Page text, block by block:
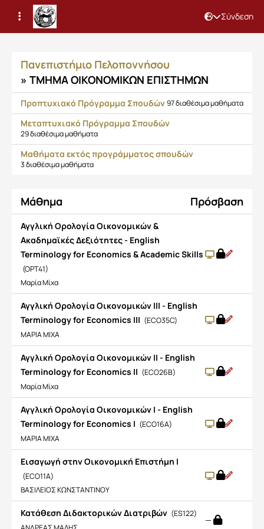
Σύνδεση
Μαθήματα
Πανεπιστήμιο Πελοποννήσου
» ΤΜΗΜΑ ΟΙΚΟΝΟΜΙΚΩΝ ΕΠΙΣΤΗΜΩΝ
Προπτυχιακό Πρόγραμμα Σπουδών97 διαθέσιμα μαθήματα
Μεταπτυχιακό Πρόγραμμα Σπουδών
29 διαθέσιμα μαθήματα
Μαθήματα εκτός προγράμματος σπουδών
3 διαθέσιμα μαθήματα
Μάθημα Πρόσβαση
Αγγλική Ορολογία Οικονομικών &
Ακαδημαϊκές Δεξιότητες - English
Terminology for Economics & Academic Skills
(OPT41)
Μαρία Μίχα
Αγγλική Ορολογία Οικονομικών IIΙ - English
Terminology for Economics III (ECO35C)
ΜΑΡΙΑ ΜΙΧΑ
Αγγλική Ορολογία Οικονομικών IΙ - English
Terminology for Economics II (ECO26B)
Μαρία Μίχα
Αγγλική Ορολογία Οικονομικών Ι - English
Terminology for Economics I (ECO16A)
ΜΑΡΙΑ ΜΙΧΑ
Εισαγωγή στην Οικονομική Επιστήμη Ι
(ECO11A)
ΒΑΣΙΛΕΙΟΣ ΚΩΝΣΤΑΝΤΙΝΟΥ
Κατάθεση Διδακτορικών Διατριβών (ES122)
—